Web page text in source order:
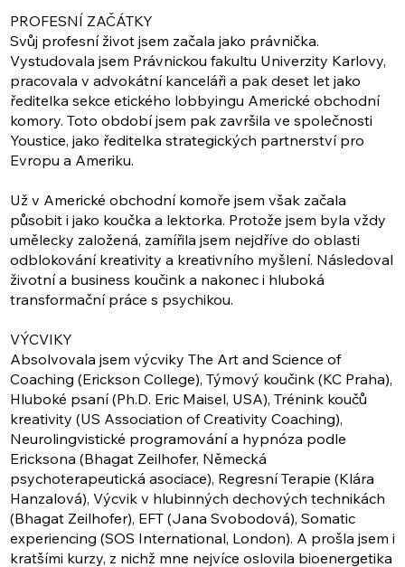
PROFESNÍ ZAČÁTKY
Svůj profesní život jsem začala jako právnička.
Vystudovala jsem Právnickou fakultu Univerzity Karlovy,
pracovala v advokátní kanceláři a pak deset let jako
ředitelka sekce etického lobbyingu Americké obchodní
komory. Toto období jsem pak završila ve společnosti
Youstice, jako ředitelka strategických partnerství pro
Evropu a Ameriku.
Už v Americké obchodní komoře jsem však začala
působit i jako koučka a lektorka. Protože jsem byla vždy
umělecky založená, zamířila jsem nejdříve do oblasti
odblokování kreativity a kreativního myšlení. Následoval
životní a business koučink a nakonec i hluboká
transformační práce s psychikou.
VÝCVIKY
Absolvovala jsem výcviky The Art and Science of
Coaching (Erickson College), Týmový koučink (KC Praha),
Hluboké psaní (Ph.D. Eric Maisel, USA), Trénink koučů
kreativity (US Association of Creativity Coaching),
Neurolingvistické programování a hypnóza podle
Ericksona (Bhagat Zeilhofer, Německá
psychoterapeutická asociace), Regresní Terapie (Klára
Hanzalová), Výcvik v hlubinných dechových technikách
(Bhagat Zeilhofer), EFT (Jana Svobodová), Somatic
experiencing (SOS International, London). A prošla jsem i
kratšími kurzy, z nichž mne nejvíce oslovila bioenergetika